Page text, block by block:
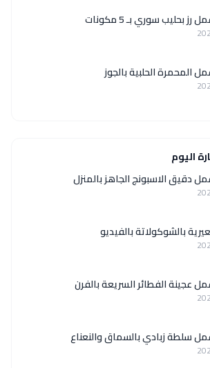
بحليب سوري بـ 5 مكونات
المحمرة الحلبية بالجوز
اليوم
دقيق الاسبونج الجاهز بالمنزل
بالشوكولاتة بالفيديو
عجينة الفطائر السريعة بالفرن
سلطة زبادي بالسماق والنعناع